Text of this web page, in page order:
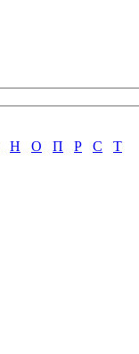
Н О П Р С
Т